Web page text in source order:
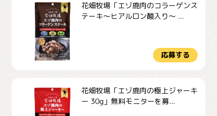
花畑牧場「エゾ鹿肉のコラーゲンス
テーキ～ヒアルロン酸入り～ ...
応募する
花畑牧場「エゾ鹿肉の極上ジャーキ
ー 30g」無料モニターを募...